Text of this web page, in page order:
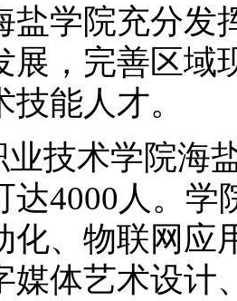
盐学院充分发
展，完善区域
能人才。
业技术学院海
达4000人。
化、物联网应
媒体艺术设计